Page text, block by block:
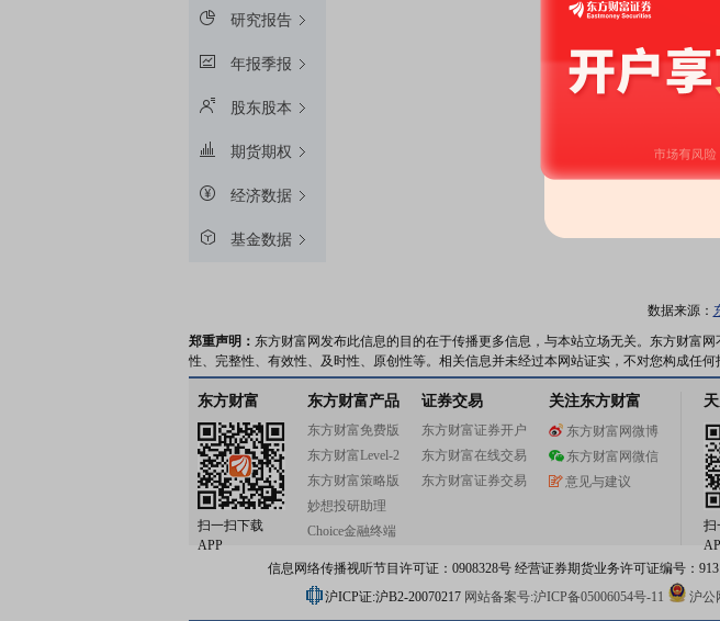
研究报告
年报季报
股东股本
期货期权
经济数据
基金数据
数据来源：
郑重声明： 东方财富网发布此信息的目的在于传播更多信息，与本站立场无关。东方财富
性、完整性、有效性、及时性、原创性等。相关信息并未经过本网站证实，不对您构成任何
东方财富
扫一扫下载
APP
东方财富产品
东方财富免费版
东方财富Level-2
东方财富策略版
妙想投研助理
Choice金融终端
证券交易
东方财富证券开户
东方财富在线交易
东方财富证券交易
关注东方财富
东方财富网微博
东方财富网微信
意见与建议
扫
信息网络传播视听节目许可证：0908328号 经营证券期货业务许可证编号：
沪ICP证:沪B2-20070217 网站备案号:沪ICP备05006054号-11 沪公